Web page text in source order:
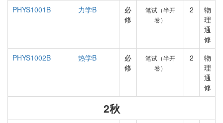
PHYS1001B
力学B
必
修
笔试（半开
卷）
2
物
理
通
修
PHYS1002B
热学B
必
修
笔试（半开
卷）
2
物
理
通
修
2秋